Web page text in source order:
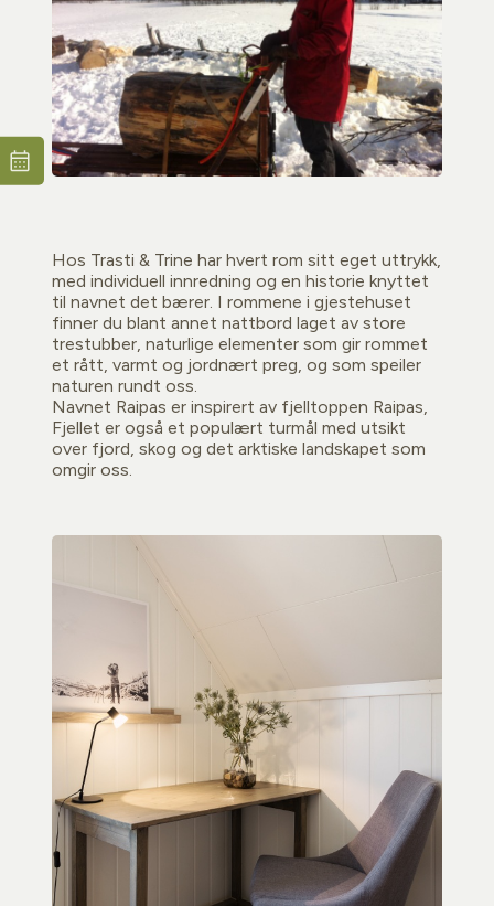
Hos Trasti & Trine har hvert rom sitt eget uttrykk,
med individuell innredning og en historie knyttet
til navnet det bærer. I rommene i gjestehuset
finner du blant annet nattbord laget av store
trestubber, naturlige elementer som gir rommet
et rått, varmt og jordnært preg, og som speiler
naturen rundt oss.
Navnet Raipas er inspirert av fjelltoppen Raipas,
Fjellet er også et populært turmål med utsikt
over fjord, skog og det arktiske landskapet som
omgir oss.